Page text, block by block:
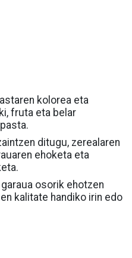
kolorea eta
fruta eta belar
ditugu, zerealaren
ehoketa eta
osorik ehotzen
kalitate handiko irin edo